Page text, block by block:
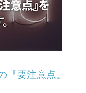
『要注意点』